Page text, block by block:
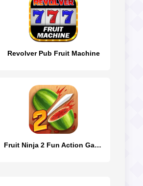
Revolver Pub Fruit Machine
Fruit Ninja 2 Fun Action Games